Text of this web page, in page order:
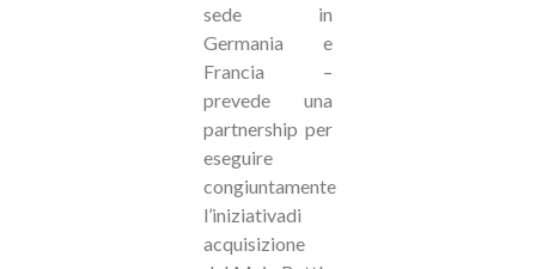
sede in
Germania e
Francia –
prevede una
partnership per
eseguire
congiuntamente
l’iniziativadi
acquisizione